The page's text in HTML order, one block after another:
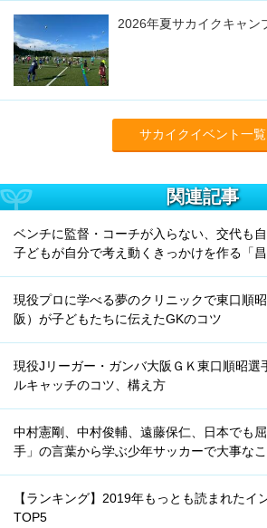
2026年夏サカイクキャン
サカイクイベント一覧
関連記事
ベンチに監督・コーチが入らない、交代も
子どもが自分で考え動くきっかけを作る「昌
現役プロに学べる夢のクリニックで東口順
阪）が子どもたちに伝えたGKのコツ
現役Jリーガー・ガンバ大阪ＧＫ東口順昭選
ルキャッチのコツ、構え方
中村憲剛、中村俊輔、遠藤保仁、日本でも
手」の言葉から学ぶ少年サッカーで大事なこ
【ランキング】2019年もっとも読まれたイ
TOP5